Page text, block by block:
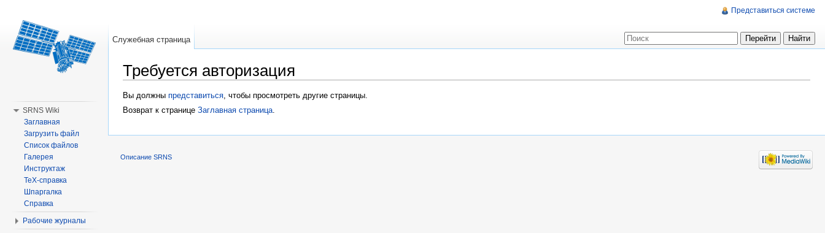
Требуется авторизация
Вы должны представиться, чтобы просмотреть другие страницы.
Возврат к странице Заглавная страница.
Представиться системе
Служебная страница
SRNS Wiki
Заглавная
Загрузить файл
Список файлов
Галерея
Инструктаж
TeX-справка
Шпаргалка
Справка
Рабочие журналы
Описание SRNS